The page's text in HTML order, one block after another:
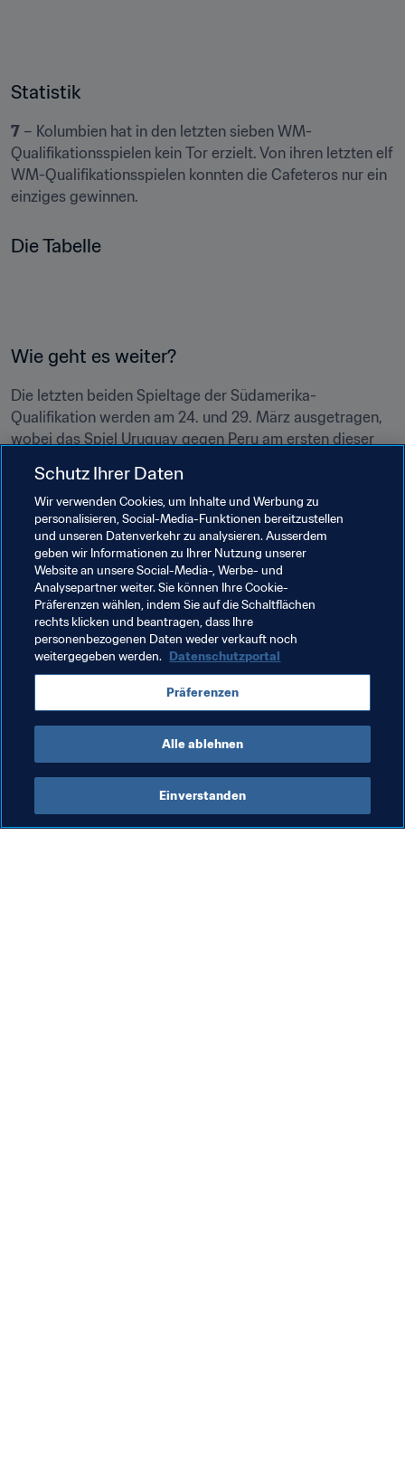
Statistik
7 – Kolumbien hat in den letzten sieben WM-
Qualifikationsspielen kein Tor erzielt. Von ihren letzten elf
WM-Qualifikationsspielen konnten die Cafeteros nur ein
einziges gewinnen.
Die Tabelle
Wie geht es weiter?
Die letzten beiden Spieltage der Südamerika-
Qualifikation werden am 24. und 29. März ausgetragen,
wobei das Spiel Uruguay gegen Peru am ersten dieser
Verwandte Themen
FIFA Fussball-Weltmeisterschaft Katar 2022™
Japan AFC Saudi Arabia IR Iran
Korea Republic Australia Uruguay
CONMEBOL Brazil Argentina Colombia
Ecuador
Schutz Ihrer Daten
Wir verwenden Cookies, um Inhalte und Werbung zu
personalisieren, Social-Media-Funktionen bereitzustellen
und unseren Datenverkehr zu analysieren. Ausserdem
geben wir Informationen zu Ihrer Nutzung unserer
Website an unsere Social-Media-, Werbe- und
Analysepartner weiter. Sie können Ihre Cookie-
Präferenzen wählen, indem Sie auf die Schaltflächen
rechts klicken und beantragen, dass Ihre
personenbezogenen Daten weder verkauft noch
weitergegeben werden. Datenschutzportal
Präferenzen
Alle ablehnen
Einverstanden